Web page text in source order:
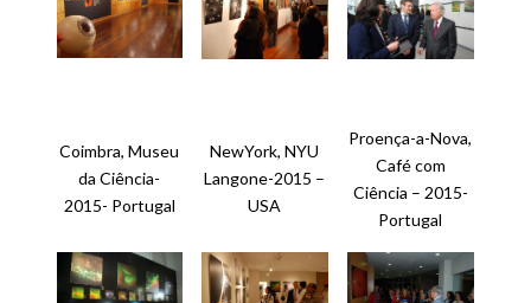
Coimbra, Museu
da Ciência-
2015- Portugal
NewYork, NYU
Langone-2015 –
USA
Proença-a-Nova,
Café com
Ciência – 2015-
Portugal